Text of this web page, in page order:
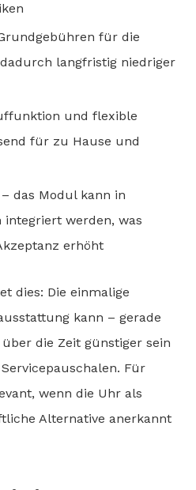
für die
langfristig niedriger
und flexible
für zu Hause und
das Modul kann in
integriert werden, was
erhöht
dies: Die einmalige
kann – gerade
die Zeit günstiger sein
Für
wenn die Uhr als
Alternative anerkannt